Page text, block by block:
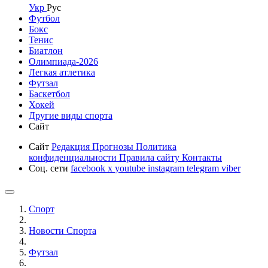
Укр Рус
Футбол
Бокс
Тенис
Биатлон
Олимпиада-2026
Легкая атлетика
Футзал
Баскетбол
Хокей
Другие виды спорта
Сайт
Сайт Редакция Прогнозы Политика
конфиденциальности Правила сайту Контакты
Соц. сети facebook x youtube instagram telegram viber
Спорт
Новости Cпорта
Футзал